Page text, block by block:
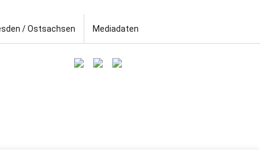
/ Ostsachsen Mediadaten